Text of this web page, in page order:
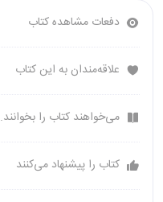
دفعات مشاهده کتاب
علاقه‌مندان به این کتاب
می‌خواهند کتاب را بخوانند.
کتاب را پیشنهاد می‌کنند